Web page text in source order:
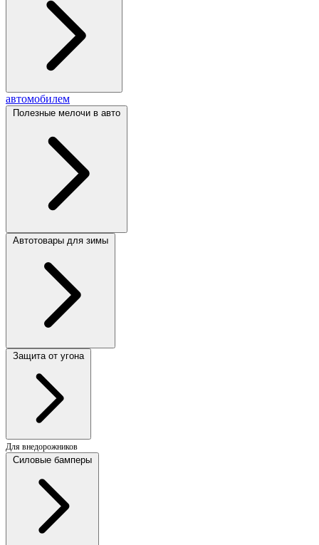
автомобилем
Полезные мелочи в авто
Автотовары для зимы
Защита от угона
Для внедорожников
Силовые бамперы